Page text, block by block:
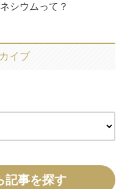
シウムって？
イブ
記事を探す